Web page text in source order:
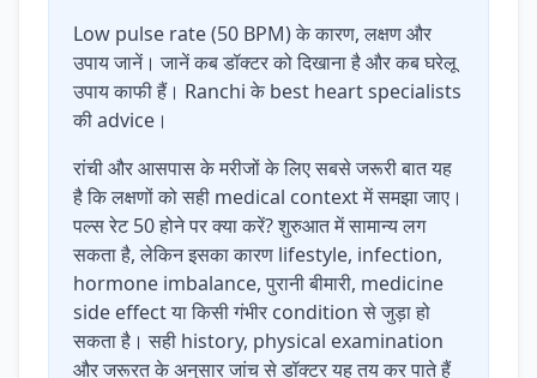
Low pulse rate (50 BPM) के कारण, लक्षण और
उपाय जानें। जानें कब डॉक्टर को दिखाना है और कब घरेलू
उपाय काफी हैं। Ranchi के best heart specialists
की advice।
रांची और आसपास के मरीजों के लिए सबसे जरूरी बात यह
है कि लक्षणों को सही medical context में समझा जाए।
पल्स रेट 50 होने पर क्या करें? शुरुआत में सामान्य लग
सकता है, लेकिन इसका कारण lifestyle, infection,
hormone imbalance, पुरानी बीमारी, medicine
side effect या किसी गंभीर condition से जुड़ा हो
सकता है। सही history, physical examination
और जरूरत के अनुसार जांच से डॉक्टर यह तय कर पाते हैं